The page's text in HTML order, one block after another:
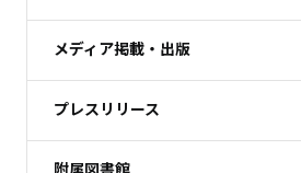
メディア掲載・出版
プレスリリース